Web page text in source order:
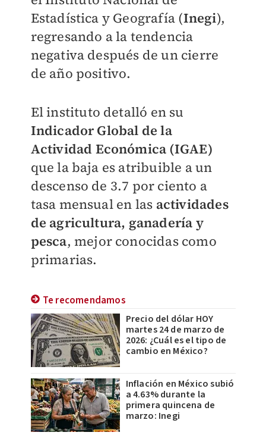
Estadística y Geografía (Inegi),
regresando a la tendencia
negativa después de un cierre
de año positivo.
El instituto detalló en su
Indicador Global de la
Actividad Económica (IGAE)
que la baja es atribuible a un
descenso de 3.7 por ciento a
tasa mensual en las actividades
de agricultura, ganadería y
pesca, mejor conocidas como
primarias.
Te recomendamos
Precio del dólar HOY
martes 24 de marzo de
2026: ¿Cuál es el tipo de
cambio en México?
Inflación en México subió
a 4.63% durante la
primera quincena de
marzo: Inegi